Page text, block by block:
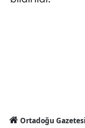
Ortadoğu Gazetesi